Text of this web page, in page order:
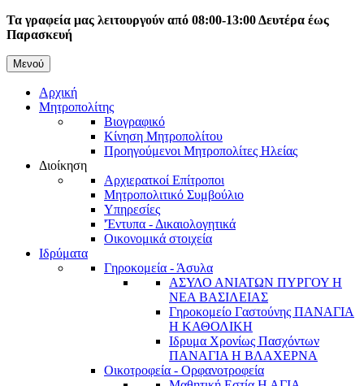
Παράκαμψη
προς
κυρίως
Τα γραφεία μας λειτουργούν από 08:00-13:00 Δευτέρα έως
Παρασκευή
Κεντρική
πλοήγηση
Μενού
Αρχική
Μητροπολίτης
Βιογραφικό
Κίνηση Μητροπολίτου
Προηγούμενοι Μητροπολίτες Ηλείας
Διοίκηση
Αρχιερατκοί Επίτροποι
Μητροπολιτικό Συμβούλιο
Υπηρεσίες
'Έντυπα - Δικαιολογητικά
Οικονομικά στοιχεία
Ιδρύματα
Γηροκομεία - Άσυλα
ΑΣΥΛΟ ΑΝΙΑΤΩΝ ΠΥΡΓΟΥ Η
ΝΕΑ ΒΑΣΙΛΕΙΑΣ
Γηροκομείο Γαστούνης ΠΑΝΑΓΙΑ
Η ΚΑΘΟΛΙΚΗ
Ιδρυμα Χρονίως Πασχόντων
ΠΑΝΑΓΙΑ Η ΒΛΑΧΕΡΝΑ
Οικοτροφεία - Ορφανοτροφεία